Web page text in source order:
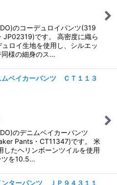
のコーデュロイパンツ(319
です。 高密度に織ら
ロイ生地を使用し、シルエッ
同様の細身のス…
ベイカーパンツ ＣＴ１１３
のデニムベイカーパンツ
Pants・CT11347)です。 米
したヘリンボーンツイルを使用
ツを10.5…
ターパンツ ＪＰ９４３１１